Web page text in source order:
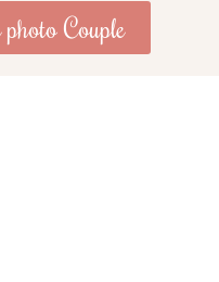
photo Couple